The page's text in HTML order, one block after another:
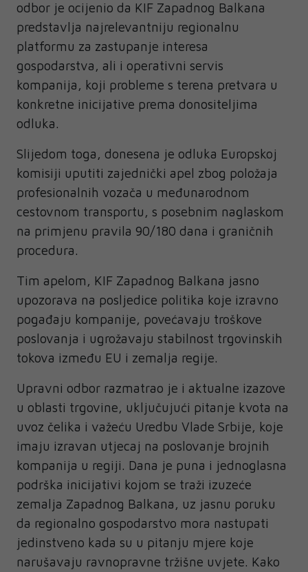
odbor je ocijenio da KIF Zapadnog Balkana
predstavlja najrelevantniju regionalnu
platformu za zastupanje interesa
gospodarstva, ali i operativni servis
kompanija, koji probleme s terena pretvara u
konkretne inicijative prema donositeljima
odluka.
Slijedom toga, donesena je odluka Europskoj
komisiji uputiti zajednički apel zbog položaja
profesionalnih vozača u međunarodnom
cestovnom transportu, s posebnim naglaskom
na primjenu pravila 90/180 dana i graničnih
procedura.
Tim apelom, KIF Zapadnog Balkana jasno
upozorava na posljedice politika koje izravno
pogađaju kompanije, povećavaju troškove
poslovanja i ugrožavaju stabilnost trgovinskih
tokova između EU i zemalja regije.
Upravni odbor razmatrao je i aktualne izazove
u oblasti trgovine, uključujući pitanje kvota na
uvoz čelika i važeću Uredbu Vlade Srbije, koje
imaju izravan utjecaj na poslovanje brojnih
kompanija u regiji. Dana je puna i jednoglasna
podrška inicijativi kojom se traži izuzeće
zemalja Zapadnog Balkana, uz jasnu poruku
da regionalno gospodarstvo mora nastupati
jedinstveno kada su u pitanju mjere koje
narušavaju ravnopravne tržišne uvjete. Kako